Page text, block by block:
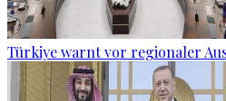
Türkiye warnt vor regionaler